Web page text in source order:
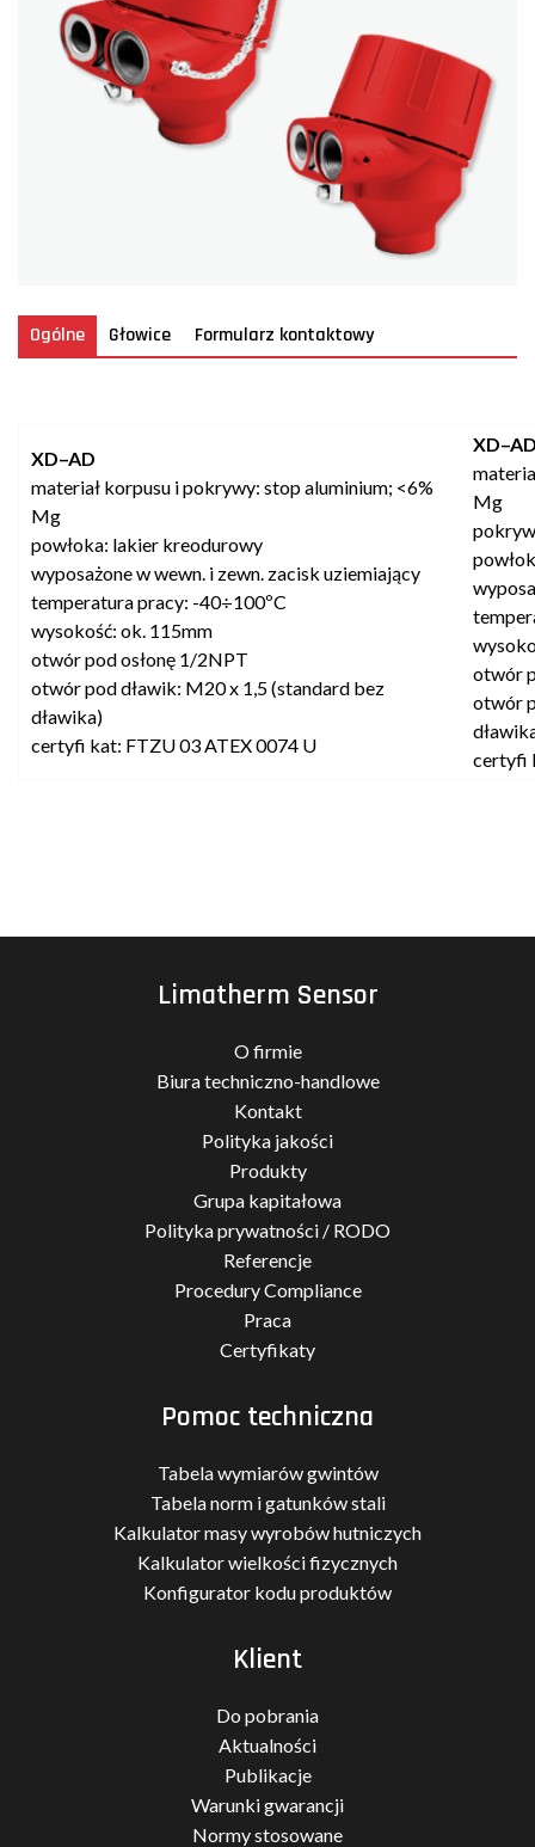
Ogólne Głowice Formularz kontaktowy
XD–AD
materiał korpusu i pokrywy: stop aluminium; <6%
Mg
powłoka: lakier kreodurowy
wyposażone w wewn. i zewn. zacisk uziemiający
temperatura pracy: -40÷100ºC
wysokość: ok. 115mm
otwór pod osłonę 1/2NPT
otwór pod dławik: M20 x 1,5 (standard bez
dławika)
certyfi kat: FTZU 03 ATEX 0074 U
Mg
otwór
otwór
certyfi
Limatherm Sensor
O firmie
Biura techniczno-handlowe
Kontakt
Polityka jakości
Produkty
Grupa kapitałowa
Polityka prywatności / RODO
Referencje
Procedury Compliance
Praca
Certyfikaty
Pomoc techniczna
Tabela wymiarów gwintów
Tabela norm i gatunków stali
Kalkulator masy wyrobów hutniczych
Kalkulator wielkości fizycznych
Konfigurator kodu produktów
Klient
Do pobrania
Aktualności
Publikacje
Warunki gwarancji
Normy stosowane